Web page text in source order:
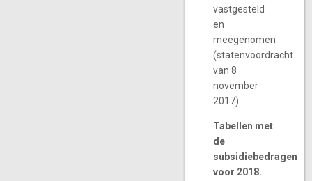
vastgesteld
en
meegenomen
(statenvoordracht
van 8
november
2017).
Tabellen met
de
subsidiebedragen
voor 2018.